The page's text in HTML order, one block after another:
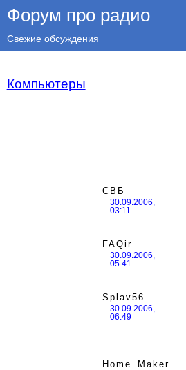
Форум про радио
Свежие обсуждения
Компьютеры
СВБ
30.09.2006,
03:11
FAQir
30.09.2006,
05:41
Splav56
30.09.2006,
06:49
Home_Maker